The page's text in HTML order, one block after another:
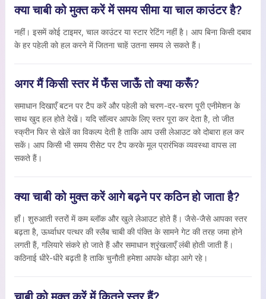
क्या चाबी को मुक्त करें में समय सीमा या चाल काउंटर है?
नहीं। इसमें कोई टाइमर, चाल काउंटर या स्टार रेटिंग नहीं है। आप बिना किसी दबाव
के हर पहेली को हल करने में जितना चाहें उतना समय ले सकते हैं।
अगर मैं किसी स्तर में फँस जाऊँ तो क्या करूँ?
समाधान दिखाएँ बटन पर टैप करें और पहेली को चरण-दर-चरण पूरी एनीमेशन के
साथ खुद हल होते देखें। यदि सॉल्वर आपके लिए स्तर पूरा कर देता है, तो जीत
स्क्रीन फिर से खेलें का विकल्प देती है ताकि आप उसी लेआउट को दोबारा हल कर
सकें। आप किसी भी समय रीसेट पर टैप करके मूल प्रारंभिक व्यवस्था वापस ला
सकते हैं।
क्या चाबी को मुक्त करें आगे बढ़ने पर कठिन हो जाता है?
हाँ। शुरुआती स्तरों में कम ब्लॉक और खुले लेआउट होते हैं। जैसे-जैसे आपका स्तर
बढ़ता है, ऊर्ध्वाधर पत्थर की स्लैब चाबी की पंक्ति के सामने गेट की तरह जमा होने
लगती हैं, गलियारे संकरे हो जाते हैं और समाधान श्रृंखलाएँ लंबी होती जाती हैं।
कठिनाई धीरे-धीरे बढ़ती है ताकि चुनौती हमेशा आपके थोड़ा आगे रहे।